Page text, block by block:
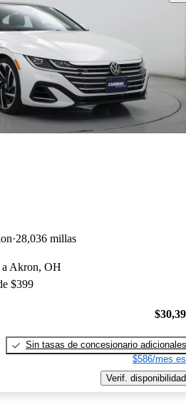
28,036 millas
a Akron, OH
$399
Sin tasas de concesionario adicionales
$586/mes
Verif. disponibilidad